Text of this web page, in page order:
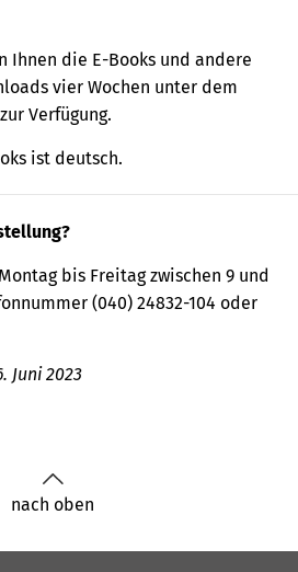
Ihnen die E-Books und andere
vier Wochen unter dem
Verfügung.
ist deutsch.
bis Freitag zwischen 9 und
(040) 24832-104 oder
Juni 2023
nach oben